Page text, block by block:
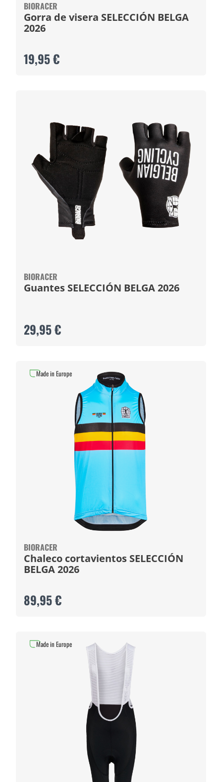
BIORACER
Gorra de visera SELECCIÓN BELGA
2026
19,95 €
BIORACER
Guantes SELECCIÓN BELGA 2026
29,95 €
BIORACER
Chaleco cortavientos SELECCIÓN
BELGA 2026
89,95 €
Made in Europe
Made in Europe